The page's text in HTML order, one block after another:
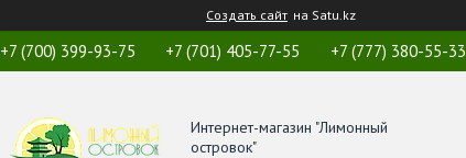
Создать сайт на Satu.kz
+7 (700) 399-93-75 +7 (701) 405-77-55 +7 (777) 380-55-33
Интернет-магазин "Лимонный
островок"